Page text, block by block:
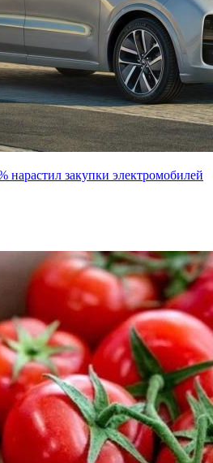
нарастил закупки электромобилей